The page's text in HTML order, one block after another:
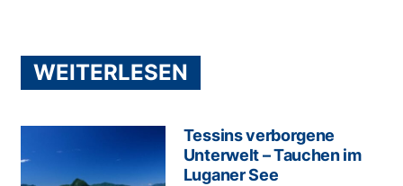
WEITERLESEN
Tessins verborgene
Unterwelt – Tauchen im
Luganer See